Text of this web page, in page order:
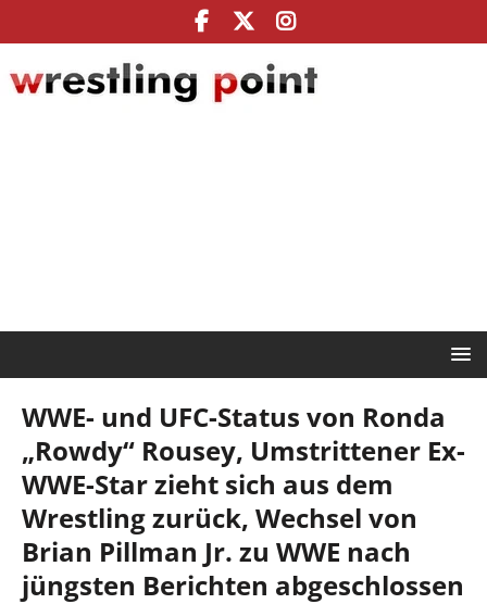
WWE- und UFC-Status von Ronda
„Rowdy“ Rousey, Umstrittener Ex-
WWE-Star zieht sich aus dem
Wrestling zurück, Wechsel von
Brian Pillman Jr. zu WWE nach
jüngsten Berichten abgeschlossen